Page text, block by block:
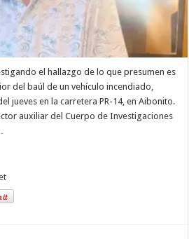
el hallazgo de lo que presumen es
del baúl de un vehículo incendiado,
jueves en la carretera PR-14, en Aibonito.
auxiliar del Cuerpo de Investigaciones